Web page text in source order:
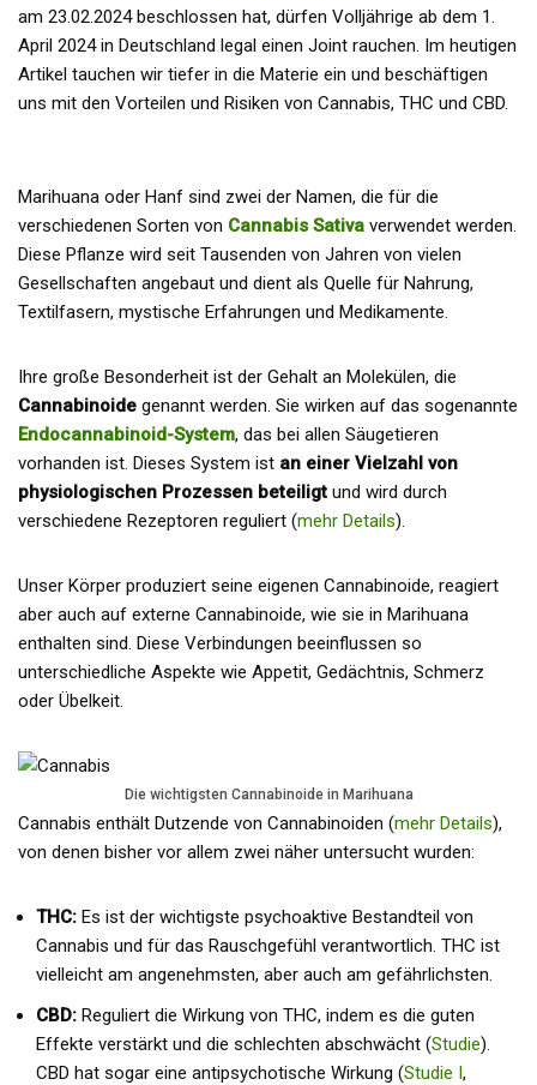
am 23.02.2024 beschlossen hat, dürfen Volljährige ab dem 1.
April 2024 in Deutschland legal einen Joint rauchen. Im heutigen
Artikel tauchen wir tiefer in die Materie ein und beschäftigen
uns mit den Vorteilen und Risiken von Cannabis, THC und CBD.
Marihuana oder Hanf sind zwei der Namen, die für die
verschiedenen Sorten von Cannabis Sativa verwendet werden.
Diese Pflanze wird seit Tausenden von Jahren von vielen
Gesellschaften angebaut und dient als Quelle für Nahrung,
Textilfasern, mystische Erfahrungen und Medikamente.
Ihre große Besonderheit ist der Gehalt an Molekülen, die
Cannabinoide genannt werden. Sie wirken auf das sogenannte
Endocannabinoid-System, das bei allen Säugetieren
vorhanden ist. Dieses System ist an einer Vielzahl von
physiologischen Prozessen beteiligt und wird durch
verschiedene Rezeptoren reguliert (mehr Details).
Unser Körper produziert seine eigenen Cannabinoide, reagiert
aber auch auf externe Cannabinoide, wie sie in Marihuana
enthalten sind. Diese Verbindungen beeinflussen so
unterschiedliche Aspekte wie Appetit, Gedächtnis, Schmerz
oder Übelkeit.
Die wichtigsten Cannabinoide in Marihuana
Cannabis enthält Dutzende von Cannabinoiden (mehr Details),
von denen bisher vor allem zwei näher untersucht wurden:
THC: Es ist der wichtigste psychoaktive Bestandteil von
Cannabis und für das Rauschgefühl verantwortlich. THC ist
vielleicht am angenehmsten, aber auch am gefährlichsten.
CBD: Reguliert die Wirkung von THC, indem es die guten
Effekte verstärkt und die schlechten abschwächt (Studie).
CBD hat sogar eine antipsychotische Wirkung (Studie I,